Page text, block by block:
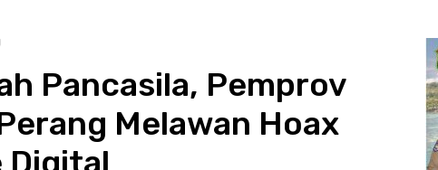
Pancasila, Pemprov
Melawan Hoax
Digital